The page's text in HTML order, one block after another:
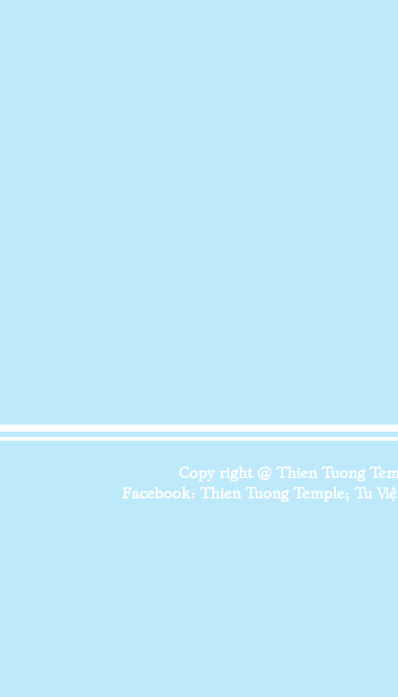
Copy right @ Thien Tuong
Facebook: Thien Tuong Temple; Tu